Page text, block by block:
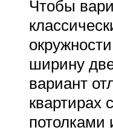
Чтобы
ширину
вариант
квартирах